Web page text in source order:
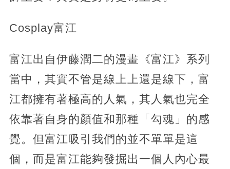
Cosplay富江
富江出自伊藤潤二的漫畫《富江》系列
當中，其實不管是線上上還是線下，富
江都擁有著極高的人氣，其人氣也完全
依靠著自身的顏值和那種「勾魂」的感
覺。但富江吸引我們的並不單單是這
個，而是富江能夠發掘出一個人內心最